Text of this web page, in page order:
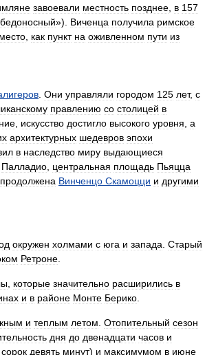
завоевали местность позднее в 157
»). Виченца получила римское
место как пункт на оживленном пути из
Они управляли городом 125 лет, с
правлению со столицей в
искусство достигло высокого уровня а
архитектурных шедевров эпохи
в наследство миру выдающиеся
Палладио центральная площадь Пьяцца
продолжена Винченцо Скамоцци и другими
окружен холмами с юга и запада Старый
Ретроне
которые значительно расширились в
и в районе Монте Берико
и теплым летом Отопительный сезон
дня до двенадцати часов и
сорок девять минут) и максимумом в июне